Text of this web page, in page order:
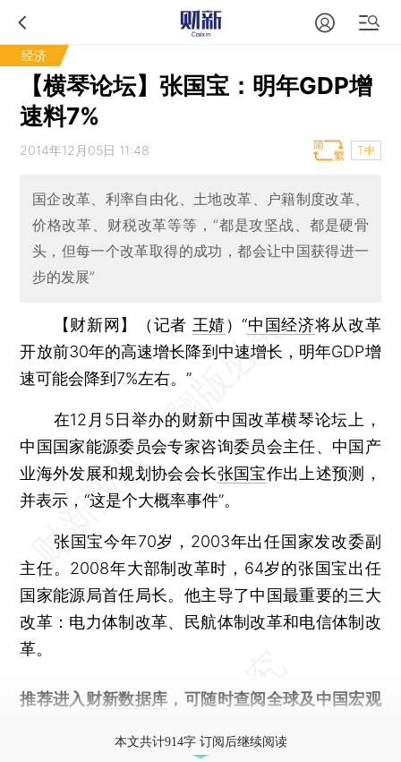
经济
【横琴论坛】张国宝：明年GDP增
速料7%
2014年12月05日 11:48 T中
国企改革、利率自由化、土地改革、户籍制度改革、
价格改革、财税改革等等，“都是攻坚战、都是硬骨
头，但每一个改革取得的成功，都会让中国获得进一
步的发展”
【财新网】（记者 王婧）“中国经济将从改革
开放前30年的高速增长降到中速增长，明年GDP增
速可能会降到7%左右。”
在12月5日举办的财新中国改革横琴论坛上，
中国国家能源委员会专家咨询委员会主任、中国产
业海外发展和规划协会会长张国宝作出上述预测，
并表示，“这是个大概率事件”。
张国宝今年70岁，2003年出任国家发改委副
主任。2008年大部制改革时，64岁的张国宝出任
国家能源局首任局长。他主导了中国最重要的三大
改革：电力体制改革、民航体制改革和电信体制改
革。
推荐进入 财新数据库 ，可随时查阅全球及中国宏观
本文共计914字 订阅后继续阅读